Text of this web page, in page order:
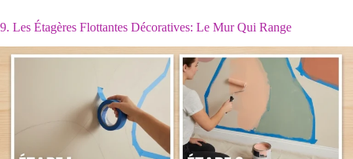
9. Les Étagères Flottantes Décoratives: Le Mur Qui Range